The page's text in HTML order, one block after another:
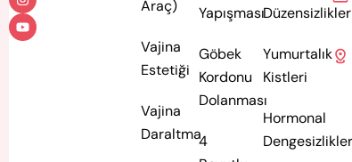
Araç)
Vajina
Estetiği
Vajina
Daraltma
Yapışması
Göbek
Kordonu
Dolanması
4
Yumurtalık
Kistleri
Hormonal
Dengesizlikler